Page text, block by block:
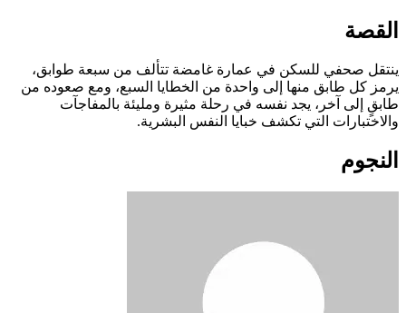
القصة
ينتقل صحفي للسكن في عمارة غامضة تتألف من سبعة طوابق،
يرمز كل طابق منها إلى واحدة من الخطايا السبع، ومع صعوده من
طابقٍ إلى آخر، يجد نفسه في رحلة مثيرة ومليئة بالمفاجآت
والاختبارات التي تكشف خبايا النفس البشرية.
النجوم